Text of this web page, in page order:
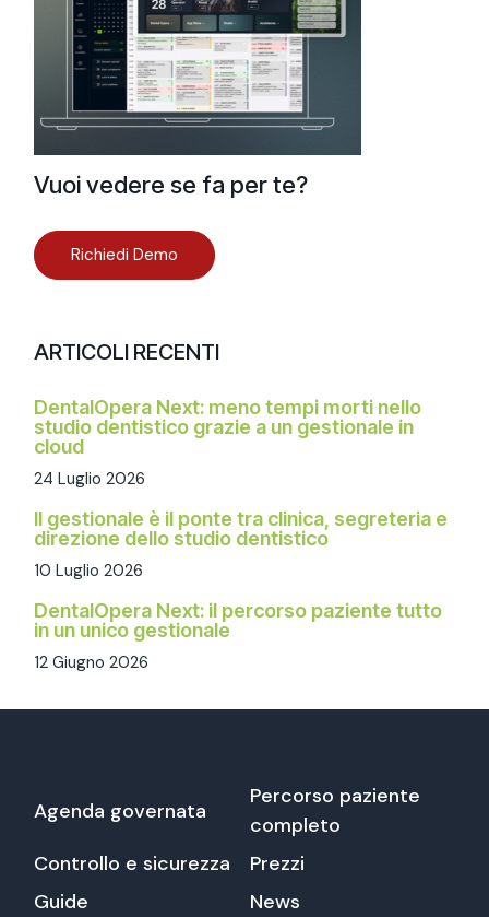
Vuoi vedere se fa per te?
Richiedi Demo
ARTICOLI RECENTI
DentalOpera Next: meno tempi morti nello
studio dentistico grazie a un gestionale in
cloud
24 Luglio 2026
Il gestionale è il ponte tra clinica, segreteria e
direzione dello studio dentistico
10 Luglio 2026
DentalOpera Next: il percorso paziente tutto
in un unico gestionale
12 Giugno 2026
Agenda governata
Percorso paziente
completo
Controllo e sicurezza
Prezzi
Guide
News